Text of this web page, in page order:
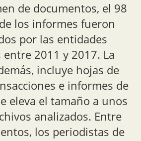
de documentos, el 98
los informes fueron
por las entidades
2011 y 2017. La
incluye hojas de
e informes de
eleva el tamaño a unos
analizados. Entre
los periodistas de